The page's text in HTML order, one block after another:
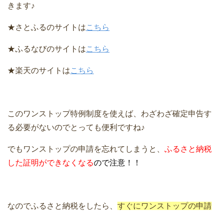
きます♪
★さとふるのサイトはこちら
★ふるなびのサイトはこちら
★楽天のサイトはこちら
このワンストップ特例制度を使えば、わざわざ確定申告す
る必要がないのでとっても便利ですね♪
でもワンストップの申請を忘れてしまうと、 ふるさと納税
した証明ができなくなるので注意！！
なのでふるさと納税をしたら、 すぐにワンストップの申請